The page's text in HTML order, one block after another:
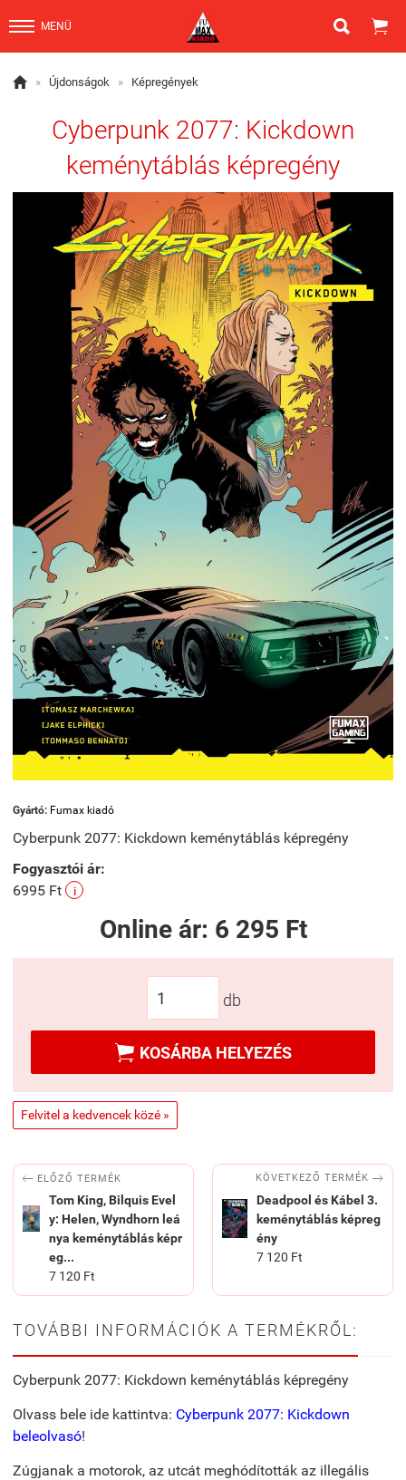
MENÜ  
 » Újdonságok » Képregények
Cyberpunk 2077: Kickdown
keménytáblás képregény
Gyártó: Fumax kiadó
Cyberpunk 2077: Kickdown keménytáblás képregény
Fogyasztói ár:
6995 Ft
i
Online ár: 6 295 Ft
db
 KOSÁRBA HELYEZÉS
Felvitel a kedvencek közé »
 ELŐZŐ TERMÉK
Tom King, Bilquis Evel
y: Helen, Wyndhorn leá
nya keménytáblás képr
eg...
7 120 Ft
KÖVETKEZŐ TERMÉK 
Deadpool és Kábel 3.
keménytáblás képreg
ény
7 120 Ft
TOVÁBBI INFORMÁCIÓK A TERMÉKRŐL:
Cyberpunk 2077: Kickdown keménytáblás képregény
Olvass bele ide kattintva: Cyberpunk 2077: Kickdown
beleolvasó!
Zúgjanak a motorok, az utcát meghódították az illegális